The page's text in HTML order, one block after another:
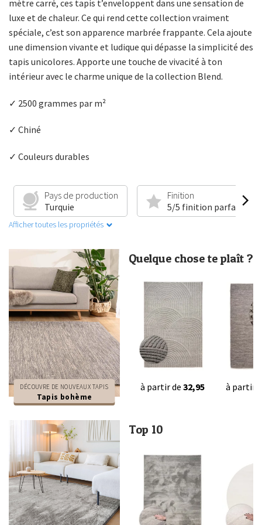
mètre carré, ces tapis t’enveloppent dans une sensation de
luxe et de chaleur. Ce qui rend cette collection vraiment
spéciale, c’est son apparence marbrée frappante. Cela ajoute
une dimension vivante et ludique qui dépasse la simplicité des
tapis unicolores. Apporte une touche de vivacité à ton
intérieur avec le charme unique de la collection Blend.
✓ 2500 grammes par m²
✓ Chiné
✓ Couleurs durables
Pays de production
Turquie
Finition
5/5 finition parfaite
Afficher toutes les propriétés
DÉCOUVRE DE NOUVEAUX TAPIS
Tapis bohème
Quelque chose te plaît ?
à partir de 32,95 à partir
Top 10